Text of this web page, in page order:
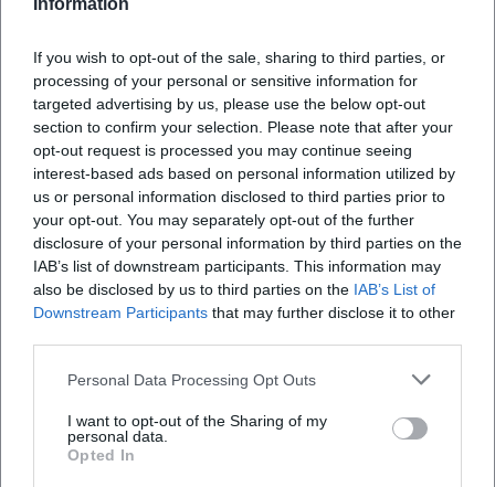
Information
If you wish to opt-out of the sale, sharing to third parties, or
processing of your personal or sensitive information for
targeted advertising by us, please use the below opt-out
section to confirm your selection. Please note that after your
opt-out request is processed you may continue seeing
interest-based ads based on personal information utilized by
us or personal information disclosed to third parties prior to
your opt-out. You may separately opt-out of the further
disclosure of your personal information by third parties on the
IAB’s list of downstream participants. This information may
also be disclosed by us to third parties on the IAB’s List of
Downstream Participants that may further disclose it to other
Personal Data Processing Opt Outs
I want to opt-out of the Sharing of my
personal data.
Opted In
Wo genau ist der Veranstaltungsort?
Was kann ich bei diesem Konzert erwarten?
Wie sind die Ticketpreise?
Ist der Veranstaltungsort barrierefrei zugänglich?